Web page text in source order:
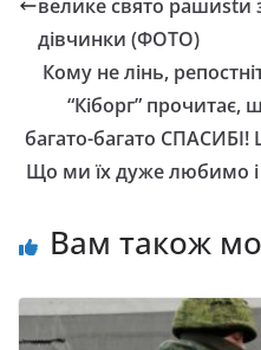
велике свято рашиstи
дівчинки (ФОТО)
Кому не лінь,
“Кіборг” прочитає,
багато-багато
Що ми їх дуже любимо
Вам також